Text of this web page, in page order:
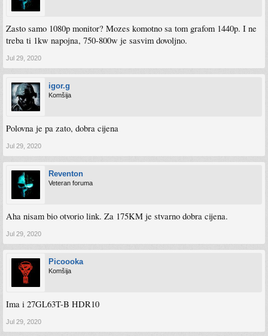
Zasto samo 1080p monitor? Mozes komotno sa tom grafom 1440p. I ne
treba ti 1kw napojna, 750-800w je sasvim dovoljno.
Jul 29, 2020
igor.g
Komšija
Polovna je pa zato, dobra cijena
Jul 29, 2020
Reventon
Veteran foruma
Aha nisam bio otvorio link. Za 175KM je stvarno dobra cijena.
Jul 29, 2020
Picoooka
Komšija
Ima i 27GL63T-B HDR10
Jul 29, 2020